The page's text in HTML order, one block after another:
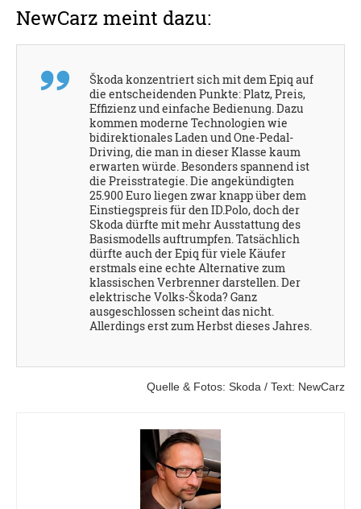
NewCarz meint dazu:
Škoda konzentriert sich mit dem Epiq auf
die entscheidenden Punkte: Platz, Preis,
Effizienz und einfache Bedienung. Dazu
kommen moderne Technologien wie
bidirektionales Laden und One-Pedal-
Driving, die man in dieser Klasse kaum
erwarten würde. Besonders spannend ist
die Preisstrategie. Die angekündigten
25.900 Euro liegen zwar knapp über dem
Einstiegspreis für den ID.Polo, doch der
Skoda dürfte mit mehr Ausstattung des
Basismodells auftrumpfen. Tatsächlich
dürfte auch der Epiq für viele Käufer
erstmals eine echte Alternative zum
klassischen Verbrenner darstellen. Der
elektrische Volks-Škoda? Ganz
ausgeschlossen scheint das nicht.
Allerdings erst zum Herbst dieses Jahres.
Quelle & Fotos: Skoda / Text: NewCarz